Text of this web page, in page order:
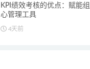
KPI绩效考核的优点：赋能
心管理工具
4天前